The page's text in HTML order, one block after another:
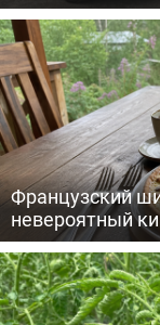
Французский
невероятный